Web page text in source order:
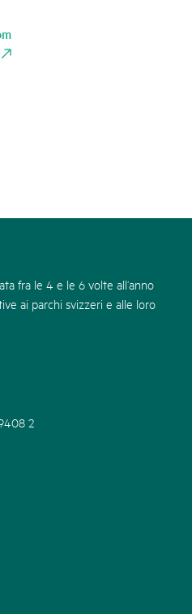
fra le 4 e le 6 volte all’anno
ai parchi svizzeri e alle loro
2